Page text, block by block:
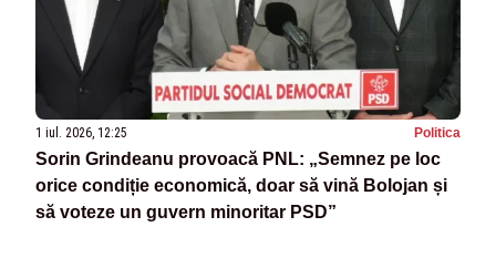
1 iul. 2026, 12:25 Politica
Sorin Grindeanu provoacă PNL: „Semnez pe loc
orice condiție economică, doar să vină Bolojan și
să voteze un guvern minoritar PSD”